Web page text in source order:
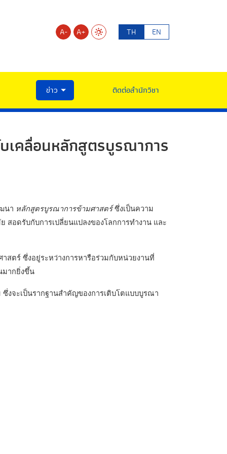
A- A+ TH EN
ข่าว ติดต่อสำนักวิชา
เคลื่อนหลักสูตรบูรณาการ
นา หลักสูตรบูรณาการข้ามศาสตร์ ซึ่งเป็นความ
อดรับกับการเปลี่ยนแปลงของโลกการทำงาน และ
ตร์ ซึ่งอยู่ระหว่างการหารือร่วมกับหน่วยงานที่
มากยิ่งขึ้น
งจะเป็นรากฐานสำคัญของการเติบโตแบบบูรณา